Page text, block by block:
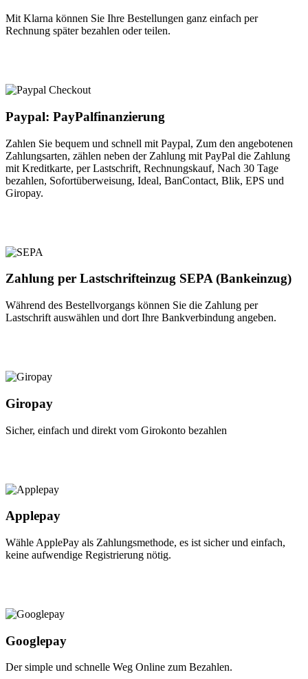
Mit Klarna können Sie Ihre Bestellungen ganz einfach per
Rechnung später bezahlen oder teilen.
Paypal: PayPalfinanzierung
Zahlen Sie bequem und schnell mit Paypal, Zum den angebotenen
Zahlungsarten, zählen neben der Zahlung mit PayPal die Zahlung
mit Kreditkarte, per Lastschrift, Rechnungskauf, Nach 30 Tage
bezahlen, Sofortüberweisung, Ideal, BanContact, Blik, EPS und
Giropay.
Zahlung per Lastschrifteinzug SEPA (Bankeinzug)
Während des Bestellvorgangs können Sie die Zahlung per
Lastschrift auswählen und dort Ihre Bankverbindung angeben.
Giropay
Sicher, einfach und direkt vom Girokonto bezahlen
Applepay
Wähle ApplePay als Zahlungsmethode, es ist sicher und einfach,
keine aufwendige Registrierung nötig.
Googlepay
Der simple und schnelle Weg Online zum Bezahlen.